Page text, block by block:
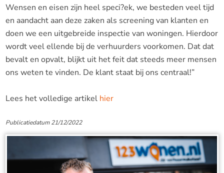
Wensen en eisen zijn heel speci?ek, we besteden veel tijd
en aandacht aan deze zaken als screening van klanten en
doen we een uitgebreide inspectie van woningen. Hierdoor
wordt veel ellende bij de verhuurders voorkomen. Dat dat
bevalt en opvalt, blijkt uit het feit dat steeds meer mensen
ons weten te vinden. De klant staat bij ons centraal!”
Lees het volledige artikel hier
Publicatiedatum 21/12/2022